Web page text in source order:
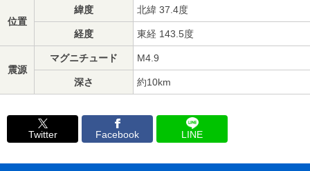
位置
緯度 北緯 37.4度
経度 東経 143.5度
震源
マグニチュード M4.9
深さ 約10km
Twitter Facebook LINE